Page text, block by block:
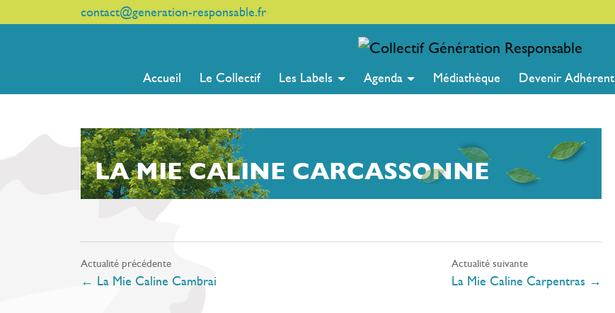
contact@generation-responsable.fr
Accueil Le Collectif Les Labels Agenda Médiathèque Devenir Adhérent
LA MIE CALINE CARCASSONNE
Actualité précédente
← La Mie Caline Cambrai
Actualité suivante
La Mie Caline Carpentras →